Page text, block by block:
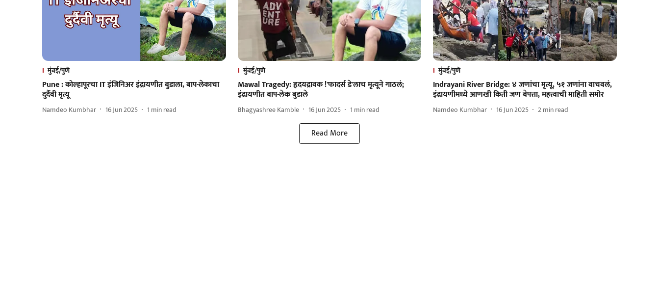
मुंबई/पुणे
Pune : कोल्हापूरचा IT इंजिनिअर इंद्रायणीत बुडाला, बाप-लेकाचा
दुर्दैवी मृत्यू
Namdeo Kumbhar 16 Jun 2025 1 min read
मुंबई/पुणे
Mawal Tragedy: हृदयद्रावक !'फादर्स डे'लाच मृत्यूने गाठलं;
इंद्रायणीत बाप-लेक बुडाले
Bhagyashree Kamble 16 Jun 2025 1 min read
मुंबई/पुणे
Indrayani River Bridge: ४ जणांचा मृत्यू, ५१ जणांना वाचवलं,
इंद्रायणीमध्ये आणखी किती जण बेपत्ता, महत्त्वाची माहिती समोर
Namdeo Kumbhar 16 Jun 2025 2min read
Read More